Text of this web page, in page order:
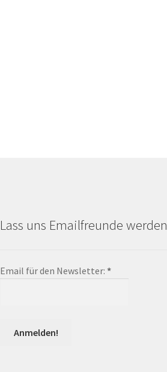
Lass uns Emailfreunde werden
Email für den Newsletter:*